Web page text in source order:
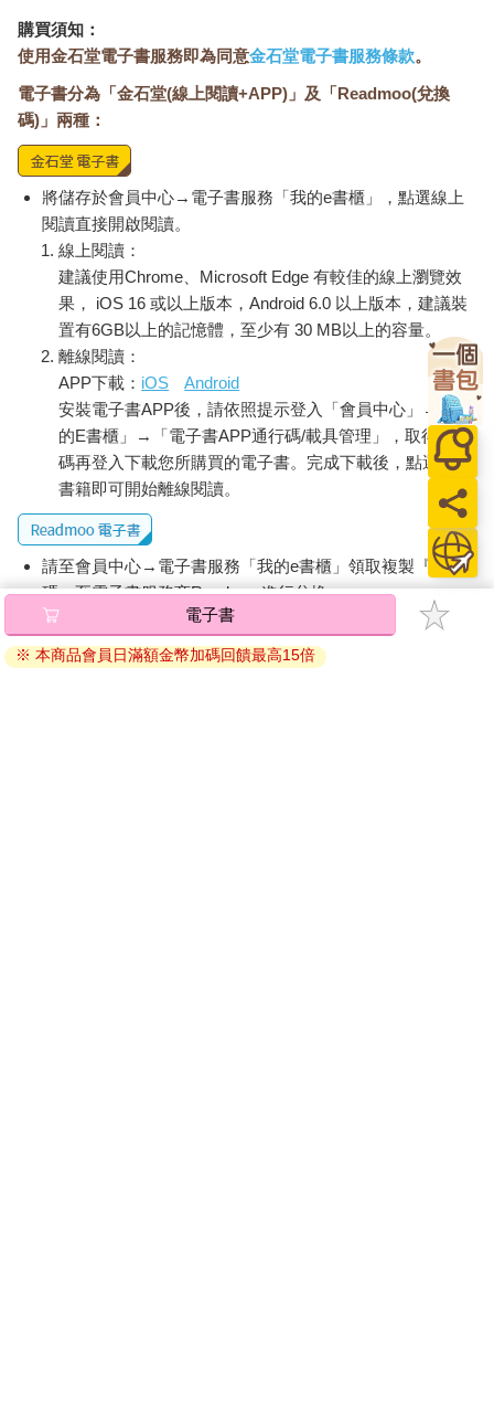
購買須知：
使用金石堂電子書服務即為同意金石堂電子書服務條款。
電子書分為「金石堂(線上閱讀+APP)」及「Readmoo(兌換
碼)」兩種：
將儲存於會員中心→電子書服務「我的e書櫃」，點選線上
閱讀直接開啟閱讀。
線上閱讀：
建議使用Chrome、Microsoft Edge 有較佳的線上瀏覽效
果， iOS 16 或以上版本，Android 6.0 以上版本，建議裝
置有6GB以上的記憶體，至少有 30 MB以上的容量。
離線閱讀：
APP下載： iOS
Android
安裝電子書APP後，請依照提示登入「會員中心」→「我
的E書櫃」→「電子書APP通行碼/載具管理」，取得通行
碼再登入下載您所購買的電子書。完成下載後，點選任一
書籍即可開始離線閱讀。
請至會員中心→電子書服務「我的e書櫃」領取複製『兌換
碼』至電子書服務商Readmoo進行兌換。
退換貨須知：
因版權保護，您在金石堂所購買的電子書僅能以金石堂專屬
電子書
※ 本商品會員日滿額金幣加碼回饋最高15倍